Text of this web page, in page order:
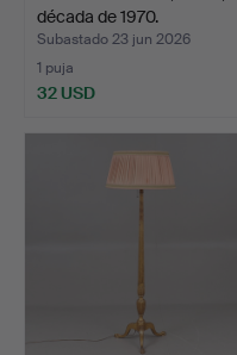
década de 1970.
Subastado 23 jun 2026
1 puja
32 USD